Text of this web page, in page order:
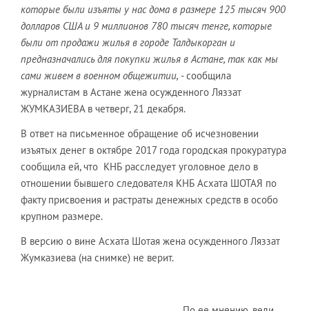
которые были изъяты у нас дома в размере 125 тысяч 900
долларов США и 9 миллионов 780 тысяч тенге, которые
были от продажи жилья в городе Талдыкорган и
предназначались для покупки жилья в Астане, так как мы
сами живем в военном общежитии, - сообщила
журналистам в Астане жена осужденного Ляззат
ЖУМКАЗИЕВА в четверг, 21 декабря.
В ответ на письменное обращение об исчезновении
изъятых денег в октябре 2017 года городская прокуратура
сообщила ей, что КНБ расследует уголовное дело в
отношении бывшего следователя КНБ Асхата ШОТАЯ по
факту присвоения и растраты денежных средств в особо
крупном размере.
В версию о вине Асхата Шотая жена осужденного Ляззат
Жумказиева (на снимке) не верит.